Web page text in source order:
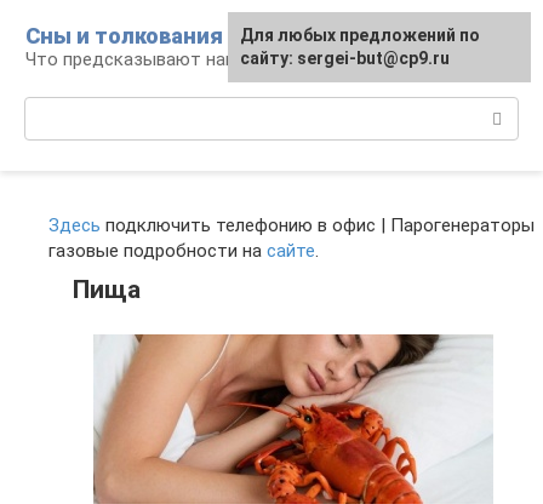
контенту
Сны и толкования
Что предсказывают нам наши сны
Здесь подключить телефонию в офис | Парогенераторы
газовые подробности на сайте.
Пища
Для любых предложений по
сайту: sergei-but@cp9.ru